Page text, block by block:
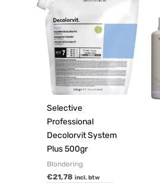
Selective
Professional
Decolorvit System
Plus 500gr
Blondering
€21,78 incl. btw